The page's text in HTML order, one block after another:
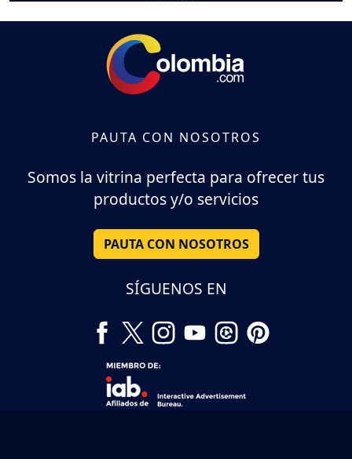
PAUTA CON NOSOTROS
Somos la vitrina perfecta para ofrecer tus
productos y/o servicios
PAUTA CON NOSOTROS
SÍGUENOS EN